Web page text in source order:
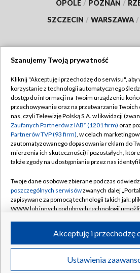
OPOLE / POZNAŃ /
SZCZECIN / WARSZAWA /
TVP
Abonament TVP
Emisja w TVP
Centrum informacji TVP
Naziemna Telewizja Cyfrowa
Rada Programowa
System NOS
Informacje o nadawcy
Program dla prasy
Ogłoszenie przetargowe
Regulamin
Polityka
Moje zgody
Pomoc
Kontakt
Kanały
©2026 Telewizja Polska
Szanujemy Twoją prywatność
Kliknij "Akceptuję i przechodzę do serwisu", aby
korzystanie z technologii automatycznego
dostęp do informacji na Twoim urządzeniu
przechowywanie oraz na przetwarzanie Twoich
nas, czyli Telewizję Polską S.A. w likwidacji
Zaufanych Partnerów z IAB* (1201 firm) oraz
Partnerów TVP (93 firm), w celach
zautomatyzowanego dopasowania reklam do
mierzenia ich skuteczności) i pozostałych,
także zgody na udostępnianie przez nas
Twoje dane osobowe zbierane podczas
poszczególnych serwisówzwanych dalej
zapisywane za pomocą technologii takich jak:
WWW lub innych podobnych technologii
ruchu w Internecie.
Twoje dane osobowe zbierane podczas
poszczególnych serwisówna Portalu, takie jak
Ustawienia
Akceptuję i przechodzę